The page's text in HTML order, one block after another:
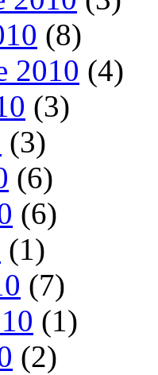
(8)
2010 (4)
(3)
(3)
(6)
(6)
(1)
(7)
(1)
(2)